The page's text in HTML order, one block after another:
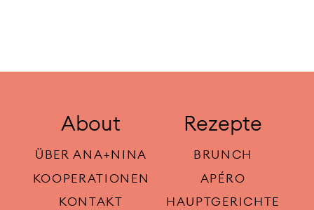
About
ÜBER ANA+NINA
KOOPERATIONEN
KONTAKT
Rezepte
BRUNCH
APÉRO
HAUPTGERICHTE